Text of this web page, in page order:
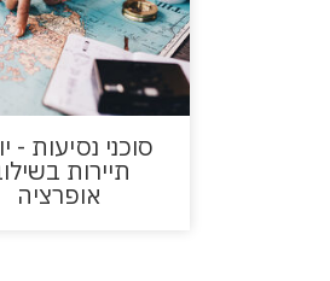
סוכני נסיעות -
תיירות
אופרציה